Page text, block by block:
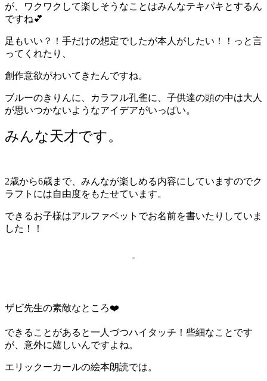
が、ワクワクして楽しそうなことはみんなテキパキとするん
ですね💕
足もいい？！手だけの想定でしたが本人がしたい！！っと言
ってくれたり、
創作意欲がわいてきたんですね。
ブルーのきりんに、カラフル孔雀に、子供達の頭の中は大人
が思いつかないようなアイデアがいっぱい。
みんな天才です。
2歳から6歳まで、みんなが楽しめる内容にしていますのでク
ラフトには自由度をもたせています。
できるお子様はアルファベットでお名前を書いたりしていま
した！！
ザビ先生の素敵なところ❤️
できることがあると一人づつハイタッチ！些細なことです
が、意外に嬉しいんですよね。
エリックーカールの絵本朗読では。